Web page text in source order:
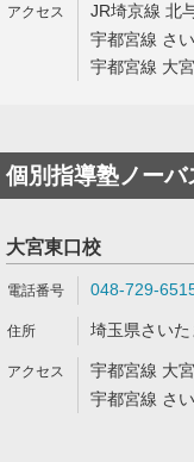
JR埼京線 北
宇都宮線 さ
宇都宮線 大
個別指導塾ノーバ
大宮東口校
048-729-
埼玉県さい
宇都宮線 大
宇都宮線 さ